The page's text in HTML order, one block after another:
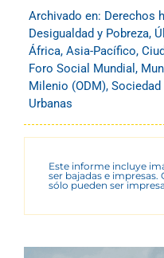
Archivado en: Derechos
Desigualdad y Pobreza,
África, Asia-Pacífico,
Foro Social Mundial ,
Milenio (ODM), Sociedad
Urbanas
Este informe incluye
ser bajadas e
sólo pueden ser